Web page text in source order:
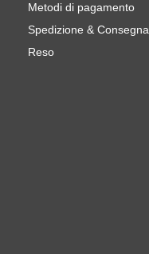
Metodi di pagamento
Spedizione & Consegna
Reso